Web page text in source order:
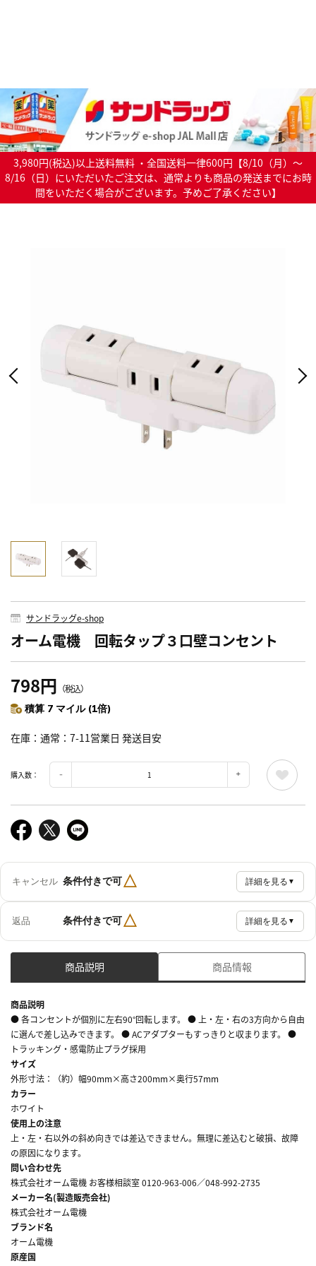
3,980円(税込)以上送料無料 ・全国送料一律600円【8/10（月）～
8/16（日）にいただいたご注文は、通常よりも商品の発送までにお時
間をいただく場合がございます。予めご了承ください】
サンドラッグe-shop
オーム電機 回転タップ３口壁コンセント
798円 （税込）
積算 7 マイル (1倍)
在庫 通常：7-11営業日 発送目安
購入数：
キャンセル 条件付きで可△ 詳細を見る ▼
返品 条件付きで可△ 詳細を見る ▼
商品説明 商品情報
商品説明
● 各コンセントが個別に左右90°回転します。 ● 上・左・右の3方向から自由
に選んで差し込みできます。 ● ACアダプターもすっきりと収まります。 ●
トラッキング・感電防止プラグ採用
サイズ
外形寸法：（約）幅90mm×高さ200mm×奥行57mm
カラー
ホワイト
使用上の注意
上・左・右以外の斜め向きでは差込できません。無理に差込むと破損、故障
の原因になります。
問い合わせ先
株式会社オーム電機 お客様相談室 0120-963-006／048-992-2735
メーカー名(製造販売会社)
株式会社オーム電機
ブランド名
オーム電機
原産国